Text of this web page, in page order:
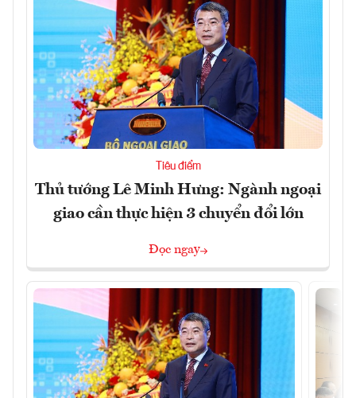
Tiêu điểm
Thủ tướng Lê Minh Hưng: Ngành ngoại
giao cần thực hiện 3 chuyển đổi lớn
Đọc ngay